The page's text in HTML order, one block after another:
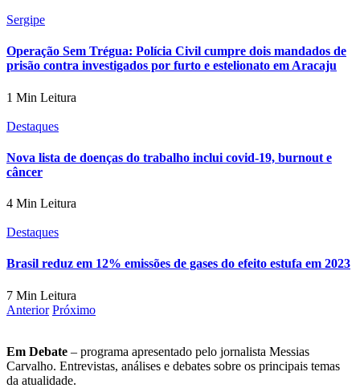
Sergipe
Operação Sem Trégua: Polícia Civil cumpre dois mandados de
prisão contra investigados por furto e estelionato em Aracaju
1 Min Leitura
Destaques
Nova lista de doenças do trabalho inclui covid-19, burnout e
câncer
4 Min Leitura
Destaques
Brasil reduz em 12% emissões de gases do efeito estufa em 2023
7 Min Leitura
Anterior Próximo
Em Debate – programa apresentado pelo jornalista Messias
Carvalho. Entrevistas, análises e debates sobre os principais temas
da atualidade.